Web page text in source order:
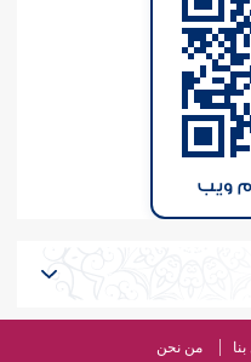
ويب
من نحن